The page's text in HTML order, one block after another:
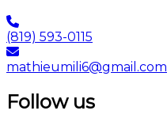
(819) 593-0115
mathieumili6@gmail.com
Follow us